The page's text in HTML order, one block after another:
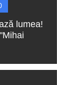
lumea!